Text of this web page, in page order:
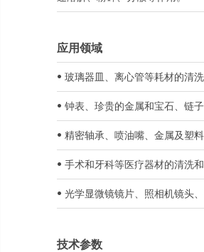
应用领域
• 玻璃器皿、离心管等耗材的清
• 钟表、珍贵的金属和宝石、链
• 精密轴承、喷油嘴、金属及塑
• 手术和牙科等医疗器材的清洗
• 光学显微镜镜片、照相机镜头
技术参数